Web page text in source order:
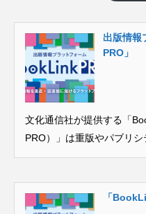
出版情
PRO」
文化通信社が提供する「
PRO）」は重版やパブリ
「